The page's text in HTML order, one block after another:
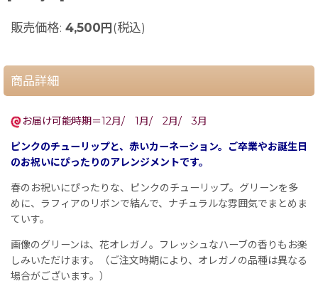
販売価格: 4,500円(税込)
商品詳細
お届け可能時期＝12月/ 1月/ 2月/ 3月
ピンクのチューリップと、赤いカーネーション。ご卒業やお誕生日
のお祝いにぴったりのアレンジメントです。
春のお祝いにぴったりな、ピンクのチューリップ。グリーンを多
めに、ラフィアのリボンで結んで、ナチュラルな雰囲気でまとめま
ていす。
画像のグリーンは、花オレガノ。フレッシュなハーブの香りもお楽
しみいただけます。（ご注文時期により、オレガノの品種は異なる
場合がございます。）